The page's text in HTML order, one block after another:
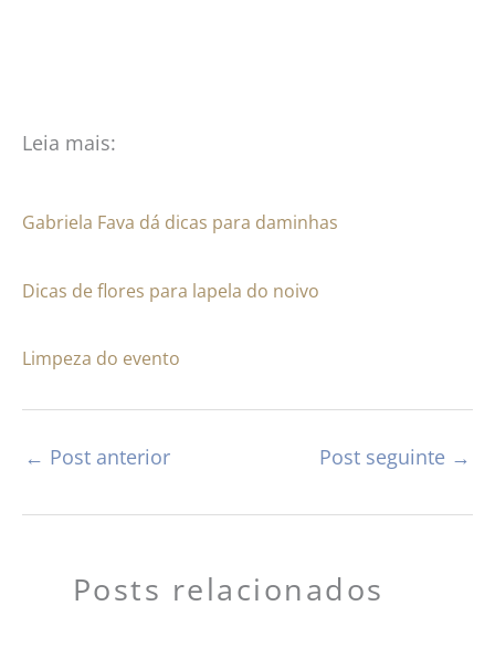
Leia mais:
Gabriela Fava dá dicas para daminhas
Dicas de flores para lapela do noivo
Limpeza do evento
← Post anterior Post seguinte →
Posts relacionados